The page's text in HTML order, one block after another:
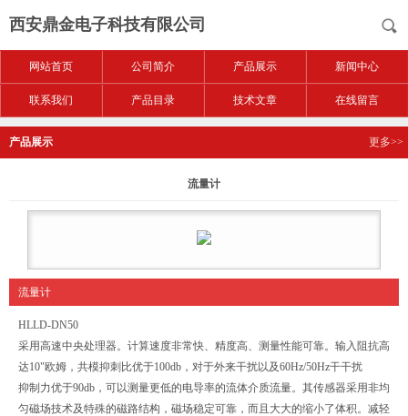
西安鼎金电子科技有限公司
网站首页 公司简介 产品展示 新闻中心
联系我们 产品目录 技术文章 在线留言
产品展示 更多>>
流量计
流量计
HLLD-DN50
采用高速中央处理器。计算速度非常快、精度高、测量性能可靠。输入阻抗高
达10"欧姆，共模抑刺比优于100db，对于外来干扰以及60Hz/50Hz干干扰
抑制力优于90db，可以测量更低的电导率的流体介质流量。其传感器采用非均
匀磁场技术及特殊的磁路结构，磁场稳定可靠，而且大大的缩小了体积。减轻